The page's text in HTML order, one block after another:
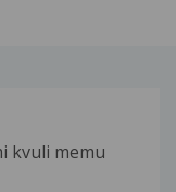
kvuli memu